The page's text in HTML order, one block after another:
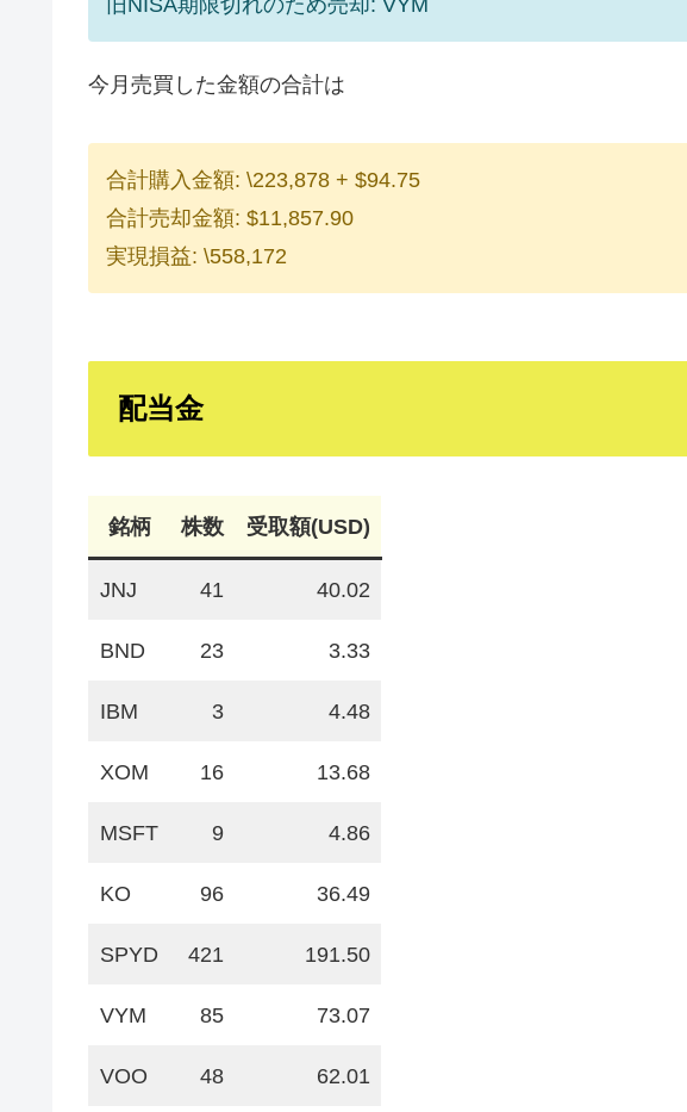
旧NISA期限切れのため売却: VYM
今月売買した金額の合計は
合計購入金額: \223,878 + $94.75
合計売却金額: $11,857.90
実現損益: \558,172
配当金
銘柄 株数 受取額(USD)
JNJ 41 40.02
BND 23 3.33
IBM 3 4.48
XOM 16 13.68
MSFT 9 4.86
KO 96 36.49
SPYD 421 191.50
VYM 85 73.07
VOO 48 62.01